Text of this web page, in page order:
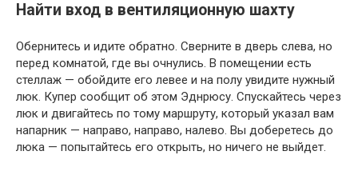
Найти вход в вентиляционную шахту
Обернитесь и идите обратно. Сверните в дверь слева, но
перед комнатой, где вы очнулись. В помещении есть
стеллаж — обойдите его левее и на полу увидите нужный
люк. Купер сообщит об этом Эднрюсу. Спускайтесь через
люк и двигайтесь по тому маршруту, который указал вам
напарник — направо, направо, налево. Вы доберетесь до
люка — попытайтесь его открыть, но ничего не выйдет.